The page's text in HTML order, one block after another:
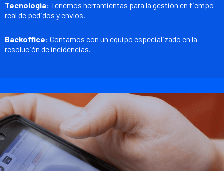
Tecnología: Tenemos herramientas para la gestión en tiempo
real de pedidos y envíos.
Backoffice: Contamos con un equipo especializado en la
resolución de incidencias.